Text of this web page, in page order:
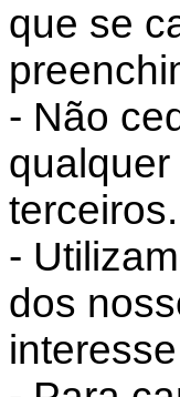
que se
- Não
terceiros.
-
dos